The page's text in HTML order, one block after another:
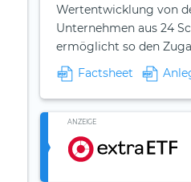
Wertentwicklung von
Unternehmen aus 24
ermöglicht so den
Factsheet
ANZEIGE